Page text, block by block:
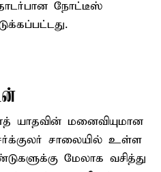
தொடர்பான நோட்டீஸ்
யாதவின் மனைவியுமான
சர்க்குலர் சாலையில் உள்ள
மேலாக வசித்து